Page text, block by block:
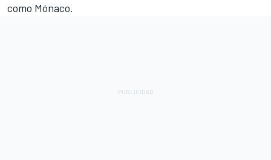
como Mónaco.